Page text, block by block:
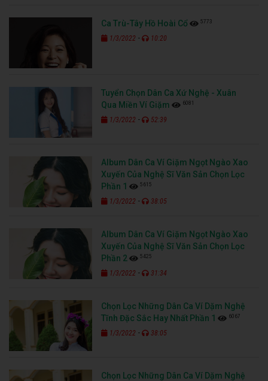
Ca Trù-Tây Hồ Hoài Cổ 5773
1/3/2022 - 10:20
Tuyển Chọn Dân Ca Xứ Nghệ - Xuân
Qua Miền Ví Giặm
6081
1/3/2022 - 52:39
Album Dân Ca Ví Giặm Ngọt Ngào Xao
Xuyến Của Nghệ Sĩ Văn Sản Chọn Lọc
Phần 1
5615
1/3/2022 - 38:05
Album Dân Ca Ví Giặm Ngọt Ngào Xao
Xuyến Của Nghệ Sĩ Văn Sản Chọn Lọc
Phần 2
5425
1/3/2022 - 31:34
Chọn Lọc Những Dân Ca Ví Dặm Nghệ
Tĩnh Đặc Sắc Hay Nhất Phần 1
6067
1/3/2022 - 38:05
Chọn Lọc Những Dân Ca Ví Dặm Nghệ